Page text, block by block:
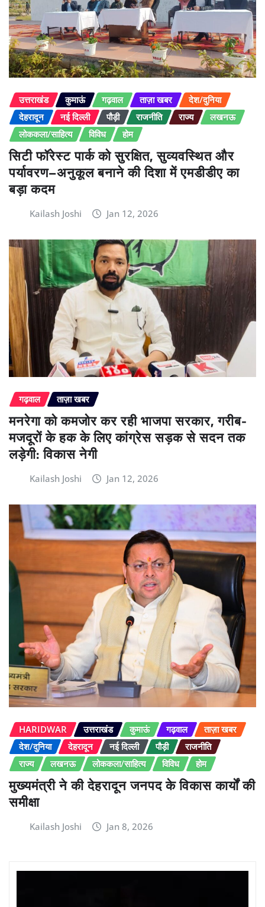
उत्तराखंड कुमाऊं गढ़वाल ताज़ा खबर
देश/दुनिया
देहरादून
नई दिल्ली पौड़ी राजनीति राज्य
लखनऊ
लोककला/साहित्य
विविध होम
सिटी फॉरेस्ट पार्क को सुरक्षित, सुव्यवस्थित और
पर्यावरण–अनुकूल बनाने की दिशा में एमडीडीए का
बड़ा कदम
Kailash Joshi Jan 12, 2026
गढ़वाल ताज़ा खबर
मनरेगा को कमजोर कर रही भाजपा सरकार, गरीब-
मजदूरों के हक के लिए कांग्रेस सड़क से सदन तक
लड़ेगी: विकास नेगी
Kailash Joshi Jan 12, 2026
HARIDWAR उत्तराखंड कुमाऊं गढ़वाल
ताज़ा खबर
देश/दुनिया
देहरादून नई दिल्ली पौड़ी
राजनीति
राज्य
लखनऊ लोककला/साहित्य विविध होम
मुख्यमंत्री ने की देहरादून जनपद के विकास कार्यों की
समीक्षा
Kailash Joshi Jan 8, 2026